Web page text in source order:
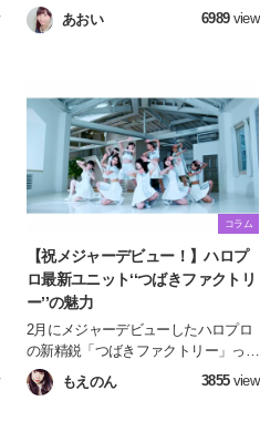
「℃afe ℃-ute」が期間限定で原宿にオ
ープン！！今回はteam ℃-uteの愛と思
あおい 6989view
コラム
【祝メジャーデビュー！】ハロプ
ロ最新ユニット‘‘つばきファクトリ
ー’’の魅力
2月にメジャーデビューしたハロプロ
の新精鋭「つばきファクトリー」って
ご存知ですか？ この記事ではつばき
ファクトリーの魅力についてたっぷり
もえのん 3855view